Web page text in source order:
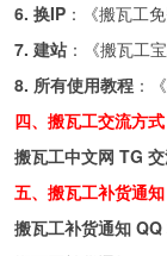
6. 换IP ：《搬瓦工
7. 建站 ：《搬瓦工
8. 所有使用教程 ：《
四、搬瓦工交流方式
搬瓦工中文网 TG
五、搬瓦工补货通
搬瓦工补货通知